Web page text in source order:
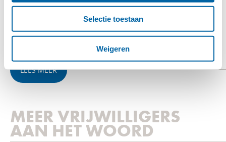
Selectie toestaan
Weigeren
Stichting HandicapNL stopt niet tot iedereen in
Nederland met een handicap een normaal dagelijks
leven kan leiden.
LEES MEER
MEER VRIJWILLIGERS
AAN HET WOORD